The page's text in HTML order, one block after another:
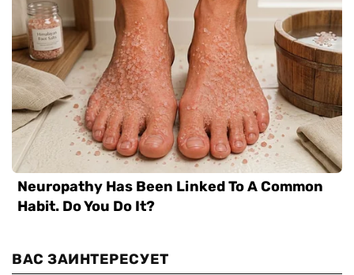
ВАС ЗАИНТЕРЕСУЕТ